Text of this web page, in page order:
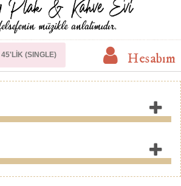
Hesabım
45'LİK (SINGLE)